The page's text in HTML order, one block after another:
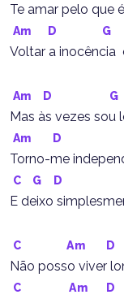
Te amar pelo que
Am D G
Voltar a inocência
Am D G
Mas às vezes sou
Am D
Torno-me
C G D
E deixo
C Am D
Não posso viver
C Am D